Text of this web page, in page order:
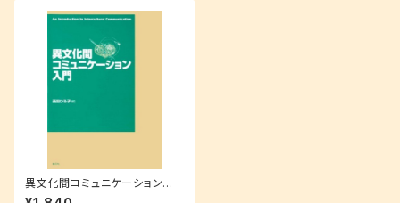
異文化間コミュニケーション入
門